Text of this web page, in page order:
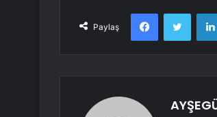
Paylaş
Facebook